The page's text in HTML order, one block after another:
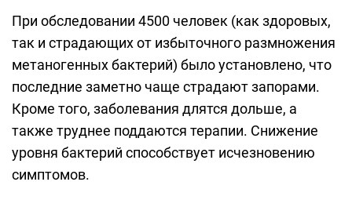
При обследовании 4500 человек (как здоровых,
так и страдающих от избыточного размножения
метаногенных бактерий) было установлено, что
последние заметно чаще страдают запорами.
Кроме того, заболевания длятся дольше, а
также труднее поддаются терапии. Снижение
уровня бактерий способствует исчезновению
симптомов.